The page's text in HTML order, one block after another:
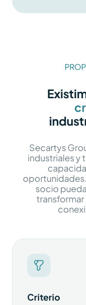
Secartys
industriales
socio
transformar
Criterio